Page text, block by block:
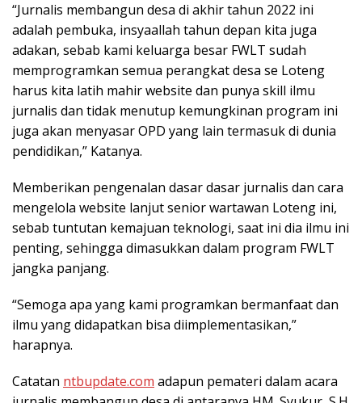
“Jurnalis membangun desa di akhir tahun 2022 ini
adalah pembuka, insyaallah tahun depan kita juga
adakan, sebab kami keluarga besar FWLT sudah
memprogramkan semua perangkat desa se Loteng
harus kita latih mahir website dan punya skill ilmu
jurnalis dan tidak menutup kemungkinan program ini
juga akan menyasar OPD yang lain termasuk di dunia
pendidikan,” Katanya.
Memberikan pengenalan dasar dasar jurnalis dan cara
mengelola website lanjut senior wartawan Loteng ini,
sebab tuntutan kemajuan teknologi, saat ini dia ilmu ini
penting, sehingga dimasukkan dalam program FWLT
jangka panjang.
“Semoga apa yang kami programkan bermanfaat dan
ilmu yang didapatkan bisa diimplementasikan,”
harapnya.
Catatan ntbupdate.com adapun pemateri dalam acara